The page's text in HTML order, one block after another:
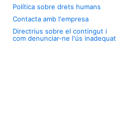
Política sobre drets humans
Contacta amb l'empresa
Directrius sobre el contingut i
com denunciar-ne l'ús inadequat